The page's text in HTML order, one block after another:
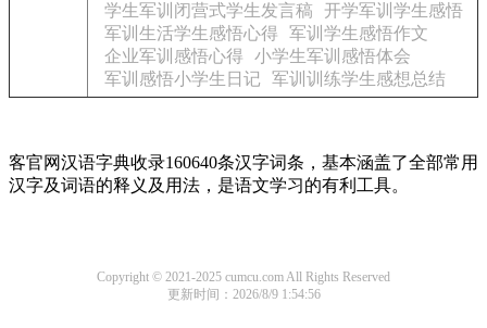
学生军训闭营式学生发言稿
开学军训学生感悟
军训生活学生感悟心得
军训学生感悟作文
企业军训感悟心得
小学生军训感悟体会
军训感悟小学生日记
军训训练学生感想总结
客官网汉语字典收录160640条汉字词条，基本涵盖了全部常用
汉字及词语的释义及用法，是语文学习的有利工具。
Copyright © 2021-2025 cumcu.com All Rights Reserved
更新时间：2026/8/9 1:54:56